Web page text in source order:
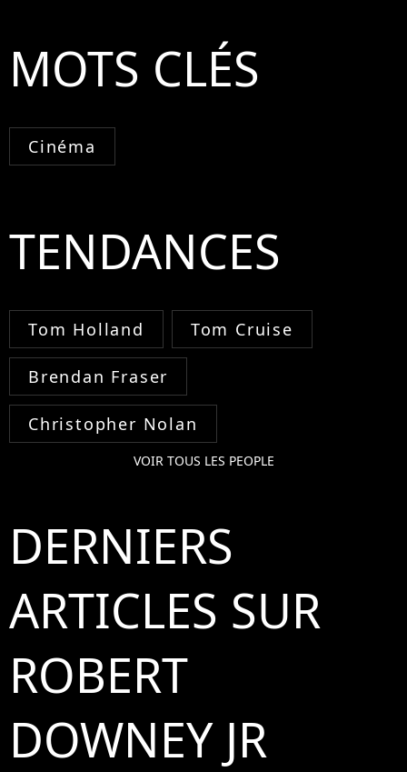
MOTS CLÉS
Cinéma
TENDANCES
Tom Holland Tom Cruise
Brendan Fraser
Christopher Nolan
VOIR TOUS LES PEOPLE
DERNIERS
ARTICLES SUR
ROBERT
DOWNEY JR